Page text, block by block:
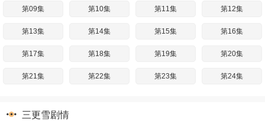
第09集 第10集 第11集 第12集
第13集 第14集 第15集 第16集
第17集 第18集 第19集 第20集
第21集 第22集 第23集 第24集
三更雪剧情